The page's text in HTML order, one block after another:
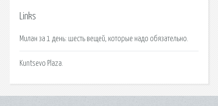
Links
Милан за 1 день: шесть вещей, которые надо обязательно.
Kuntsevo Plaza.